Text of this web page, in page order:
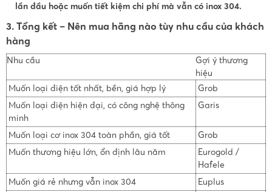
lần đầu hoặc muốn tiết kiệm chi phí mà vẫn có inox 304.
3. Tổng kết – Nên mua hãng nào tùy nhu cầu của khách
hàng
Nhu cầu
Gợi ý thương
hiệu
Muốn loại điện tốt nhất, bền, giá hợp lý
Grob
Muốn loại điện hiện đại, có công nghệ thông
minh
Garis
Muốn loại cơ inox 304 toàn phần, giá tốt
Grob
Muốn thương hiệu lớn, ổn định lâu năm
Eurogold /
Hafele
Muốn giá rẻ nhưng vẫn inox 304
Euplus